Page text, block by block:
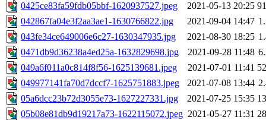
0425ce83fa59fdb05bbf-1620937527.jpeg
2021-05-13 20:25
042867fa04e3f2aa3ae1-1630766822.jpg
2021-09-04 14:47
043fe34ce649006e6c27-1630347935.jpg
2021-08-30 18:25
0471db9d36238a4ed25a-1632829698.jpg
2021-09-28 11:48
049a6f011a0c814f8f56-1625139681.jpeg
2021-07-01 11:41
049977141fa70d7dccf7-1625751883.jpeg
2021-07-08 13:44
05a6dcc23b72d3055e73-1627227331.jpg
2021-07-25 15:35
05b08e81db9d19217a73-1622115072.jpeg 2021-05-27 11:31